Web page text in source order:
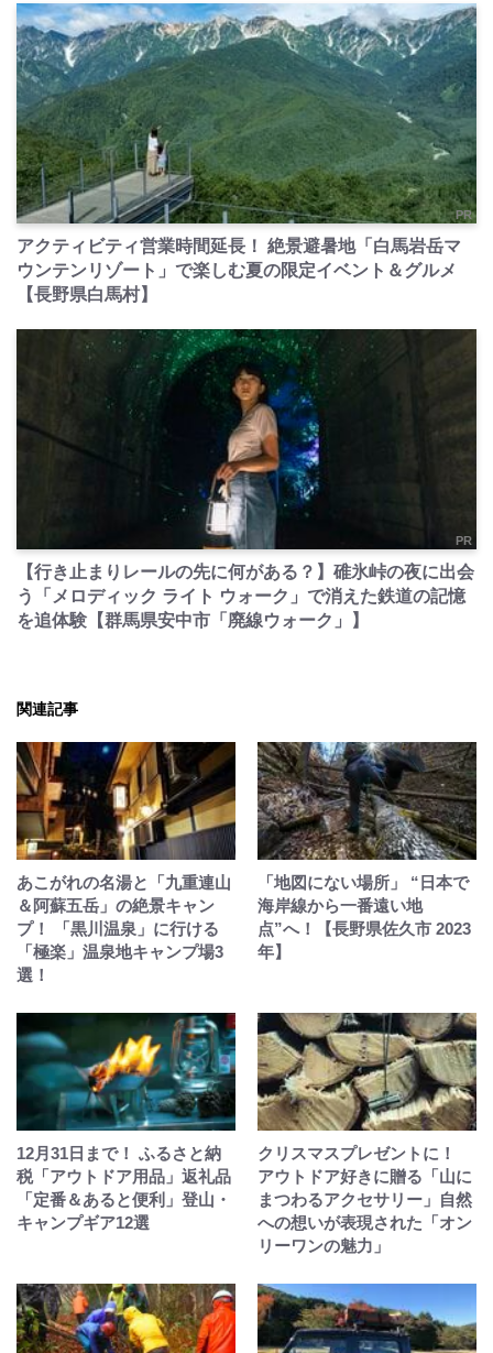
PR
アクティビティ営業時間延長！ 絶景避暑地「白馬岩岳マ
ウンテンリゾート」で楽しむ夏の限定イベント＆グルメ
【長野県白馬村】
PR
【行き止まりレールの先に何がある？】碓氷峠の夜に出会
う「メロディック ライト ウォーク」で消えた鉄道の記憶
を追体験【群馬県安中市「廃線ウォーク」】
関連記事
あこがれの名湯と「九重連山
＆阿蘇五岳」の絶景キャン
プ！ 「黒川温泉」に行ける
「極楽」温泉地キャンプ場3
選！
「地図にない場所」 “日本で
海岸線から一番遠い地
点”へ！【長野県佐久市 2023
年】
12月31日まで！ ふるさと納
税「アウトドア用品」返礼品
「定番＆あると便利」登山・
キャンプギア12選
クリスマスプレゼントに！
アウトドア好きに贈る「山に
まつわるアクセサリー」自然
への想いが表現された「オン
リーワンの魅力」